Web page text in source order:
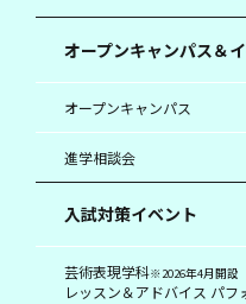
オープンキャンパス＆
オープンキャンパス
進学相談会
入試対策イベント
芸術表現学科※2026年4月開設
レッスン＆アドバイス パフ